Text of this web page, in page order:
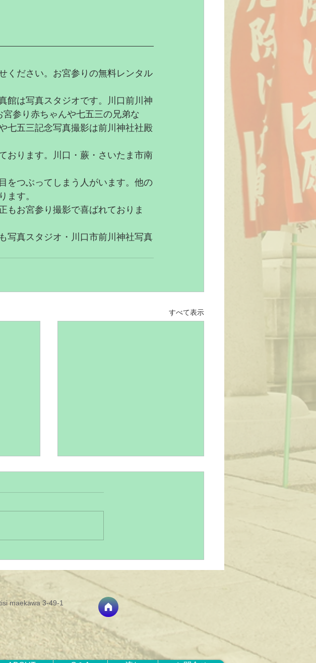
ください。お宮参りの無料レンタル
館は写真スタジオです。川口前川神
参り赤ちゃんや七五三の兄弟な
七五三記念写真撮影は前川神社社殿
おります。川口・蕨・さいたま市南
をつぶってしまう人がいます。他の
ます。
もお宮参り撮影で喜ばれておりま
写真スタジオ・川口市前川神社写真
すべて表示
影の
神社は
たり
回
撮影の
して撮
サービ
前川
理由
赤ちゃん写真を残す大切さと
写真に残すことは、家族にとって
の記念写真は、赤ちゃんの成長を
祝う大切な思い出です。 赤ちゃ
ん写真を撮るときに気をつけたい
こと 赤ちゃんはまだ自分の意思
をはっきり伝えられません。だか
らこそ、撮影時には赤ちゃんのペ
ースに合わせることが大切です。
maekawa 3-49-1